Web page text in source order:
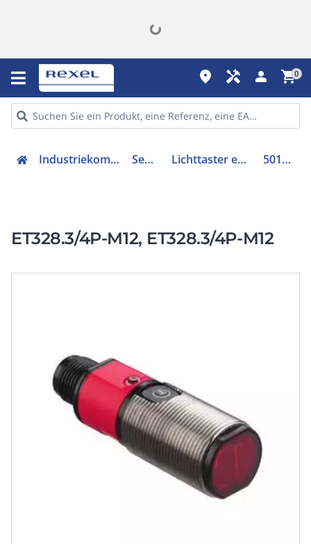
place handyman person shopping_cart0
Industriekomponenten Sensorik Lichttaster energetisch 50122726
ET328.3/4P-M12, ET328.3/4P-M12